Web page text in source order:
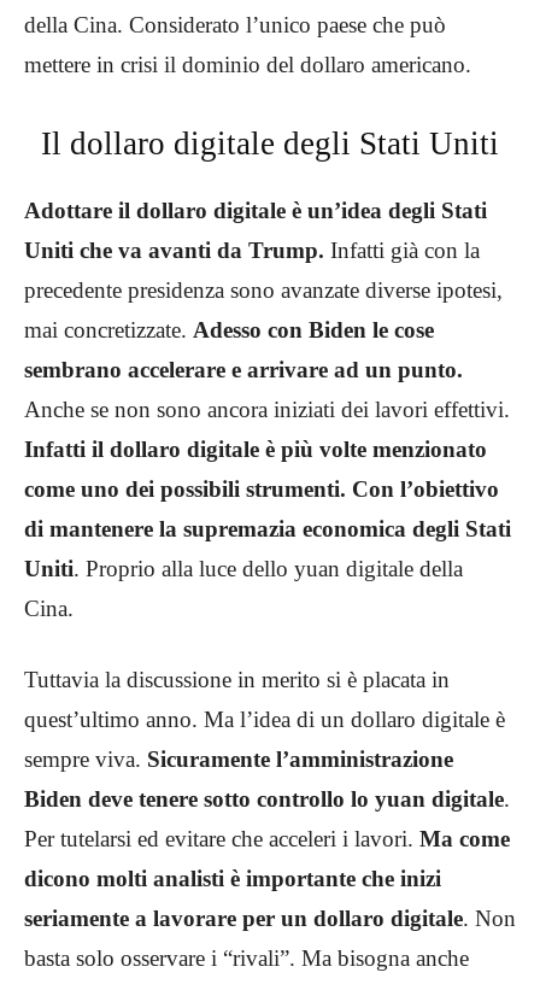
della Cina. Considerato l’unico paese che può
mettere in crisi il dominio del dollaro americano.
Il dollaro digitale degli Stati Uniti
Adottare il dollaro digitale è un’idea degli Stati
Uniti che va avanti da Trump. Infatti già con la
precedente presidenza sono avanzate diverse ipotesi,
mai concretizzate. Adesso con Biden le cose
sembrano accelerare e arrivare ad un punto.
Anche se non sono ancora iniziati dei lavori effettivi.
Infatti il dollaro digitale è più volte menzionato
come uno dei possibili strumenti. Con l’obiettivo
di mantenere la supremazia economica degli Stati
Uniti. Proprio alla luce dello yuan digitale della
Cina.
Tuttavia la discussione in merito si è placata in
quest’ultimo anno. Ma l’idea di un dollaro digitale è
sempre viva. Sicuramente l’amministrazione
Biden deve tenere sotto controllo lo yuan digitale.
Per tutelarsi ed evitare che acceleri i lavori. Ma come
dicono molti analisti è importante che inizi
seriamente a lavorare per un dollaro digitale. Non
basta solo osservare i “rivali”. Ma bisogna anche